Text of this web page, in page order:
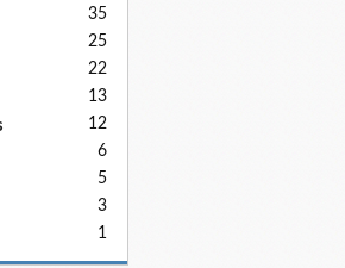
35
25
22
13
12
6
5
3
1